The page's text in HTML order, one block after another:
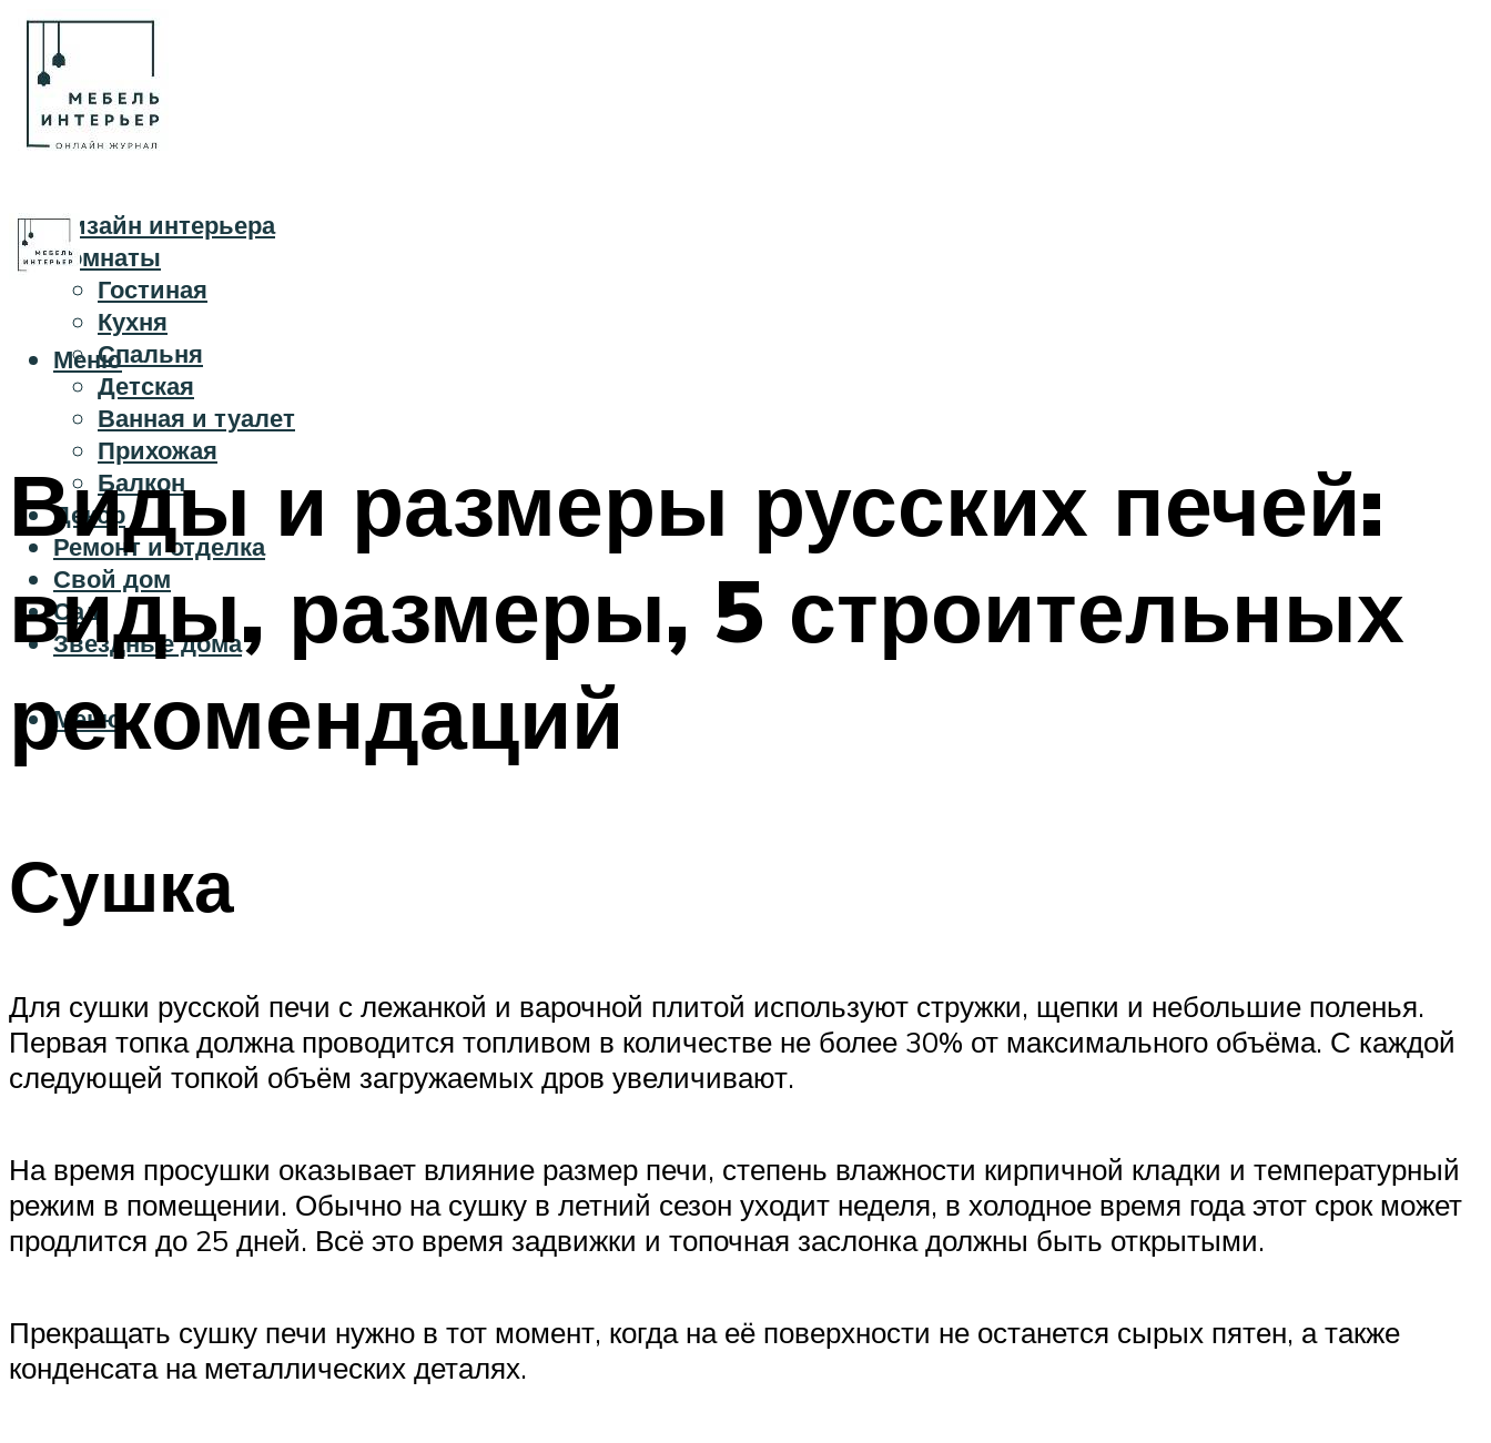
Дизайн интерьера
Комнаты
Гостиная
Кухня
Спальня
Детская
Ванная и туалет
Прихожая
Балкон
Декор
Ремонт и отделка
Свой дом
Сад
Звездные дома
Меню
Меню
Виды и размеры русских печей:
виды, размеры, 5 строительных
рекомендаций
Сушка
Для сушки русской печи с лежанкой и варочной плитой используют стружки, щепки и небольшие поленья.
Первая топка должна проводится топливом в количестве не более 30% от максимального объёма. С каждой
следующей топкой объём загружаемых дров увеличивают.
На время просушки оказывает влияние размер печи, степень влажности кирпичной кладки и температурный
режим в помещении. Обычно на сушку в летний сезон уходит неделя, в холодное время года этот срок может
продлится до 25 дней. Всё это время задвижки и топочная заслонка должны быть открытыми.
Прекращать сушку печи нужно в тот момент, когда на её поверхности не останется сырых пятен, а также
конденсата на металлических деталях.